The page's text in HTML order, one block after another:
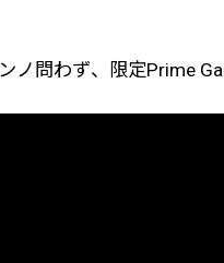
問わず、限定Prime